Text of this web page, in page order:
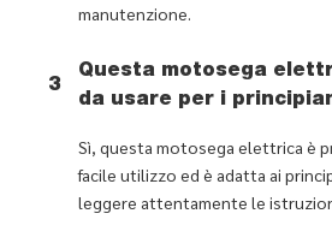
manutenzione.
3
Questa motosega
da usare per i
Sì, questa motosega elettrica è
facile utilizzo ed è adatta ai
leggere attentamente le